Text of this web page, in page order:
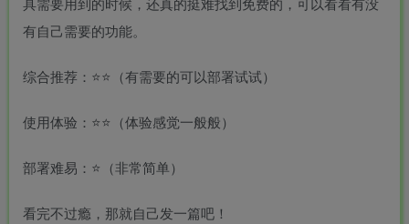
有自己需要的功能。
综合推荐： ⭐⭐ （有需要的可以部署试试）
使用体验： ⭐⭐ （体验感觉一般般）
部署难易： ⭐ （非常简单）
看完不过瘾，那就自己发一篇吧！